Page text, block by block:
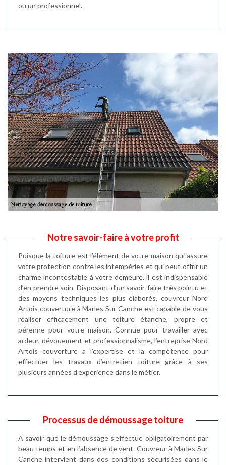
ou un professionnel.
Notre savoir-faire à votre profit
Puisque la toiture est l’élément de votre maison qui assure
votre protection contre les intempéries et qui peut offrir un
charme incontestable à votre demeure, il est indispensable
d’en prendre soin. Disposant d’un savoir-faire très pointu et
des moyens techniques les plus élaborés, couvreur Nord
Artois couverture à Marles Sur Canche est capable de vous
réaliser efficacement une toiture étanche, propre et
pérenne pour votre maison. Connue pour travailler avec
ardeur, dévouement et professionnalisme, l’entreprise Nord
Artois couverture a l’expertise et la compétence pour
effectuer les travaux d’entretien toiture grâce à ses
plusieurs années d’expérience dans le métier.
Processus de démoussage toiture
A savoir que le démoussage s’effectue obligatoirement par
beau temps et en l’absence de vent. Couvreur à Marles Sur
Canche intervient dans des conditions sécurisées dans le